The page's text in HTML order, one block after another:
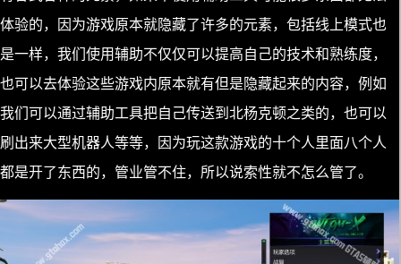
体验的，因为游戏原本就隐藏了许多的元素，包括线上模式也
是一样，我们使用辅助不仅仅可以提高自己的技术和熟练度，
也可以去体验这些游戏内原本就有但是隐藏起来的内容，例如
我们可以通过辅助工具把自己传送到北杨克顿之类的，也可以
刷出来大型机器人等等，因为玩这款游戏的十个人里面八个人
都是开了东西的，管业管不住，所以说索性就不怎么管了。